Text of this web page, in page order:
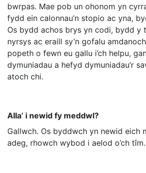
bwrpas. Mae pob un ohonom yn
fydd ein calonnau’n stopio ac yna,
Os bydd achos brys yn codi, bydd y
nyrsys ac eraill sy’n gofalu
popeth o fewn eu gallu i’ch helpu,
dymuniadau a hefyd dymuniadau’r
atoch chi.
Alla’ i newid fy meddwl?
Gallwch. Os byddwch yn newid eich
adeg, rhowch wybod i aelod o’ch tîm.